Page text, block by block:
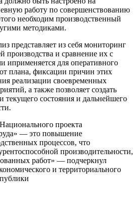
работу по совершенствованию
необходим производственный
методиками.
представляет из себя мониторинг
производства и сравнение их с
иприменяется для оперативного
плана, фиксации причин этих
реализации своевременных
а также позволяет создать
текущего состояния и дальнейшего
проекта
— это повышение
процессов, что
производительности,
работ» — подчеркнул
и территориального